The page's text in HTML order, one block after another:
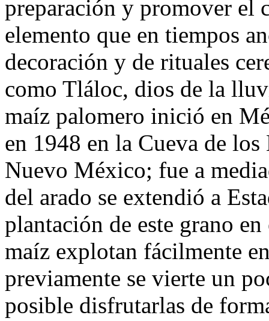
preparación y promover el
elemento que en tiempos
decoración y de rituales
como Tláloc, dios de la
maíz palomero inició en
en 1948 en la Cueva de
Nuevo México; fue a
del arado se extendió a
plantación de este grano
maíz explotan fácilmente
previamente se vierte un
posible disfrutarlas de